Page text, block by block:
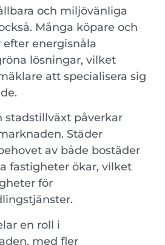
och miljövänliga
Många köpare och
energisnåla
lösningar, vilket
att specialisera sig
stadstillväxt påverkar
Städer
av både bostäder
fastigheter ökar, vilket
för
en roll i
med fler